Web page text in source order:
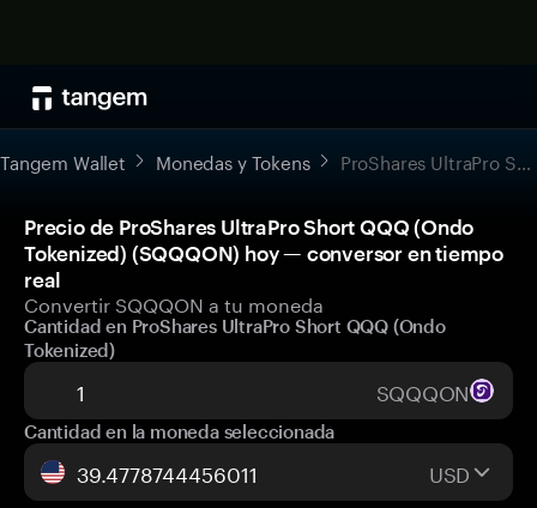
Tangem Wallet Monedas y Tokens ProShares UltraPro Short QQQ (Ondo Tokenized)
Precio de ProShares UltraPro Short QQQ (Ondo
Tokenized) (SQQQON) hoy — conversor en tiempo
real
Convertir SQQQON a tu moneda
Cantidad en ProShares UltraPro Short QQQ (Ondo
Tokenized)
SQQQON
Cantidad en la moneda seleccionada
USD